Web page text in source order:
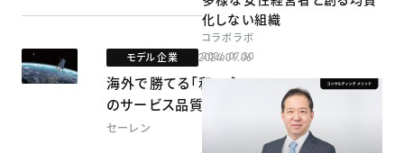
モデル企業 2024.01.06
海外で勝てる「和の心」
のサービス品質
セーレン
化しない組織
コラボラボ
2026.07.30